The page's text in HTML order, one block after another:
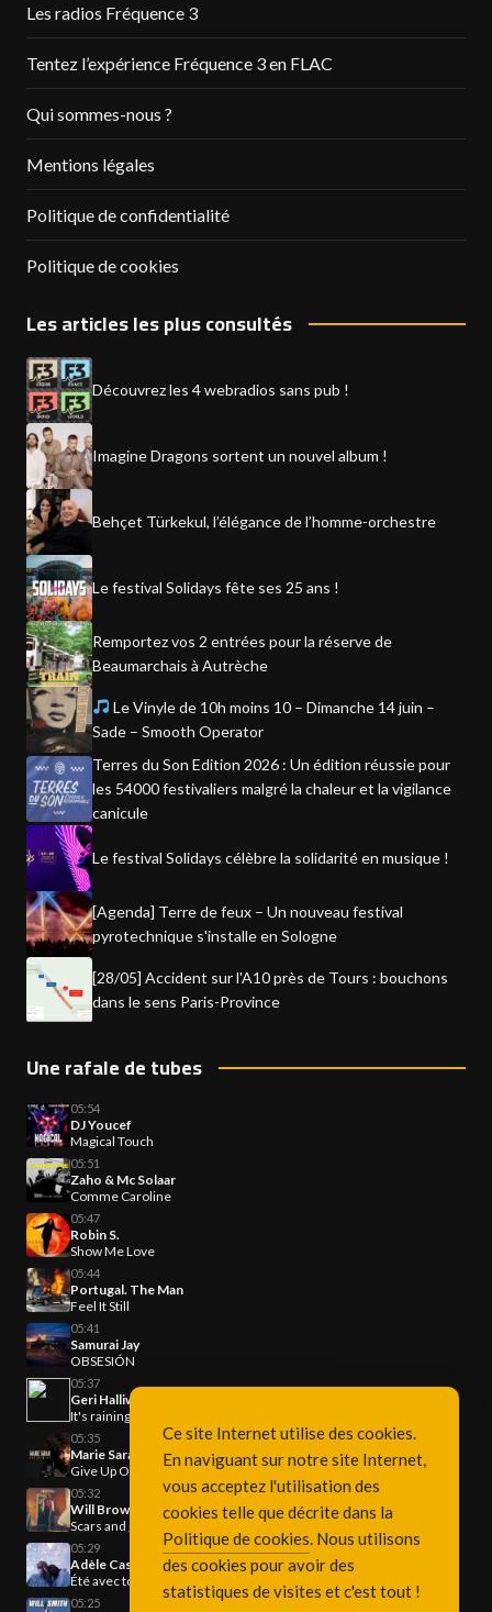
Les radios Fréquence 3
Tentez l’expérience Fréquence 3 en FLAC
Qui sommes-nous ?
Mentions légales
Politique de confidentialité
Politique de cookies
Les articles les plus consultés
Découvrez les 4 webradios sans pub !
Imagine Dragons sortent un nouvel album !
Behçet Türkekul, l’élégance de l’homme-orchestre
Le festival Solidays fête ses 25 ans !
Remportez vos 2 entrées pour la réserve de
Beaumarchais à Autrèche
Le Vinyle de 10h moins 10 – Dimanche 14 juin –
Sade – Smooth Operator
Terres du Son Edition 2026 : Un édition réussie pour
les 54000 festivaliers malgré la chaleur et la vigilance
canicule
Le festival Solidays célèbre la solidarité en musique !
[Agenda] Terre de feux – Un nouveau festival
pyrotechnique s'installe en Sologne
[28/05] Accident sur l'A10 près de Tours : bouchons
dans le sens Paris-Province
Une rafale de tubes
05:54
DJ Youcef
Magical Touch
05:51
Zaho & Mc Solaar
Comme Caroline
05:47
Robin S.
Show Me Love
05:44
Portugal. The Man
Feel It Still
05:41
Samurai Jay
OBSESIÓN
05:37
Geri Halliwell
It's raining men
05:35
Marie Sarah
Give Up On You
05:32
Will Brown
Scars and glory
05:29
Adèle Castillon
Été avec toi
05:25
Ce site Internet utilise des cookies.
En naviguant sur notre site Internet,
vous acceptez l'utilisation des
cookies telle que décrite dans la
Politique de cookies. Nous utilisons
des cookies pour avoir des
statistiques de visites et c'est tout !